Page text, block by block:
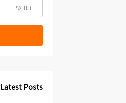
חודשי
Latest Posts